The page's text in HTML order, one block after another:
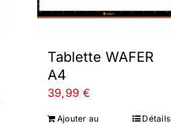
Tablette WAFER
A4
39,99€
Ajouter au
Détails